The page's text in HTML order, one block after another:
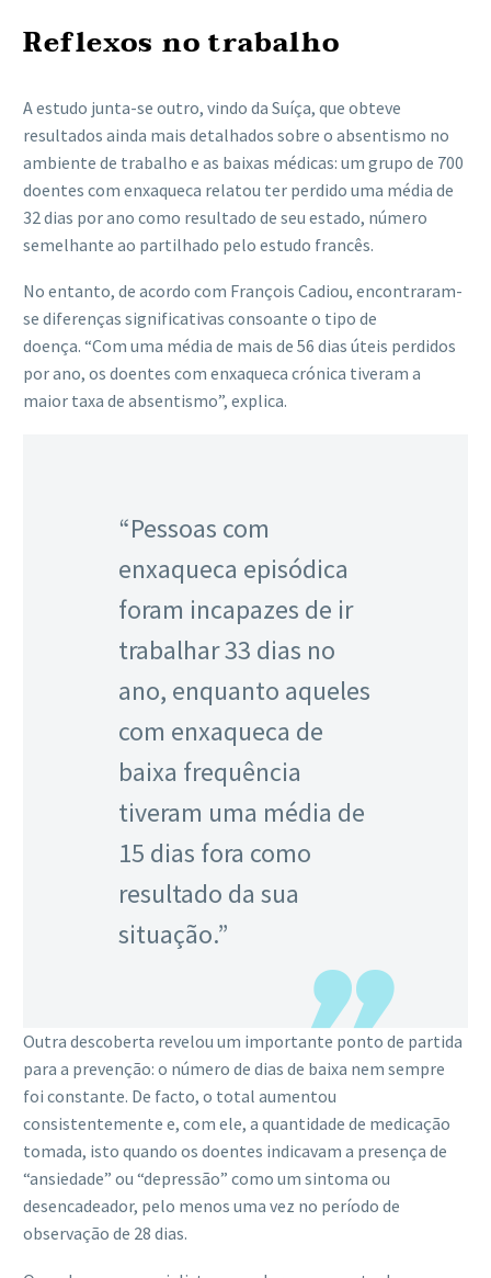
Reflexos no trabalho
A estudo junta-se outro, vindo da Suíça, que obteve
resultados ainda mais detalhados sobre o absentismo no
ambiente de trabalho e as baixas médicas: um grupo de 700
doentes com enxaqueca relatou ter perdido uma média de
32 dias por ano como resultado de seu estado, número
semelhante ao partilhado pelo estudo francês.
No entanto, de acordo com François Cadiou, encontraram-
se diferenças significativas consoante o tipo de
doença. “Com uma média de mais de 56 dias úteis perdidos
por ano, os doentes com enxaqueca crónica tiveram a
maior taxa de absentismo”, explica.
“Pessoas com
enxaqueca episódica
foram incapazes de ir
trabalhar 33 dias no
ano, enquanto aqueles
com enxaqueca de
baixa frequência
tiveram uma média de
15 dias fora como
resultado da sua
situação.”
Outra descoberta revelou um importante ponto de partida
para a prevenção: o número de dias de baixa nem sempre
foi constante. De facto, o total aumentou
consistentemente e, com ele, a quantidade de medicação
tomada, isto quando os doentes indicavam a presença de
“ansiedade” ou “depressão” como um sintoma ou
desencadeador, pelo menos uma vez no período de
observação de 28 dias.